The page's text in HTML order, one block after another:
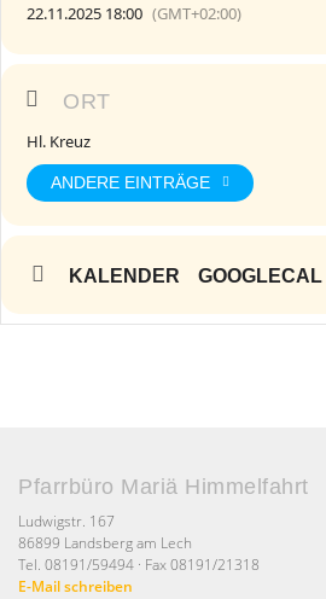
22.11.2025 18:00 (GMT+02:00)
ORT
Hl. Kreuz
ANDERE EINTRÄGE
KALENDER GOOGLECAL
Pfarrbüro Mariä Himmelfahrt
Ludwigstr. 167
86899 Landsberg am Lech
Tel. 08191/59494 · Fax 08191/21318
E-Mail schreiben